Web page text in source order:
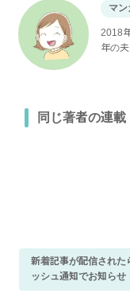
マ
2018
年の
同じ著者の連載
新着記事が配信された
ッシュ通知でお知らせ